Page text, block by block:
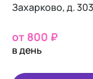
Захарково, д. 303
от 800 ₽
в день